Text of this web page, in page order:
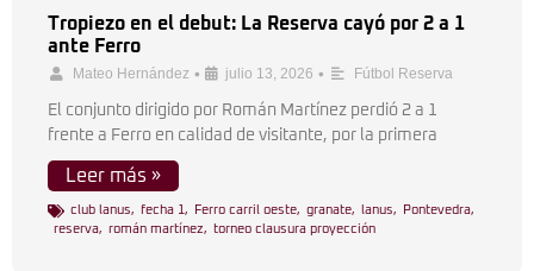
Tropiezo en el debut: La Reserva cayó por 2 a 1
ante Ferro
Mateo Hernández • julio 13, 2026 • Fútbol Reserva
El conjunto dirigido por Román Martínez perdió 2 a 1
frente a Ferro en calidad de visitante, por la primera
Leer más »
club lanus, fecha 1 , Ferro carril oeste, granate, lanus, Pontevedra,
reserva, román martínez, torneo clausura proyección